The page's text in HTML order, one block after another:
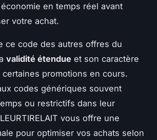
en temps réel avant
votre achat.
ce code des autres offres du
validité étendue et son caractère
promotions en cours.
codes génériques souvent
ou restrictifs dans leur
vous offre une
pour optimiser vos achats selon